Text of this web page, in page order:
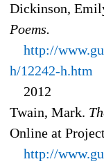
Dickinson,
Poems.
http://
h/12242-h.htm
2012
Twain, Mark.
Online at
http://